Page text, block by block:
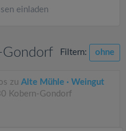
einladen
Filtern: ohne
zu Alte Mühle · Weingut
Kobern-Gondorf